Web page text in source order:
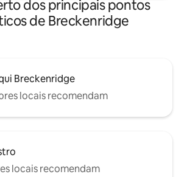
dos principais pontos
de Breckenridge
Breckenridge
locais recomendam
locais recomendam